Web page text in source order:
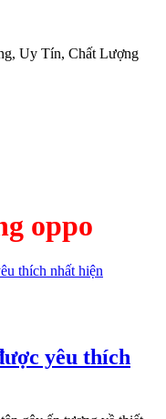
Uy Tín, Chất Lượng
oppo
yêu thích